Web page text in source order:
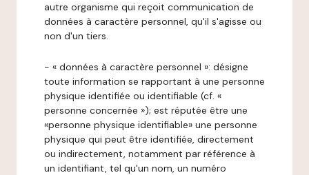
autre organisme qui reçoit communication de
données à caractère personnel, qu'il s'agisse ou
non d'un tiers.
- « données à caractère personnel »: désigne
toute information se rapportant à une personne
physique identifiée ou identifiable (cf. «
personne concernée »); est réputée être une
«personne physique identifiable» une personne
physique qui peut être identifiée, directement
ou indirectement, notamment par référence à
un identifiant, tel qu'un nom, un numéro